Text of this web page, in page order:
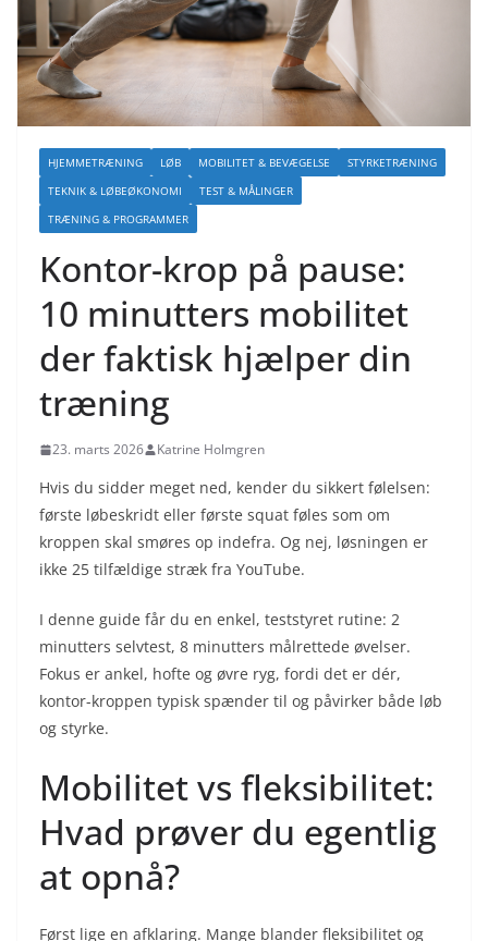
HJEMMETRÆNING LØB MOBILITET & BEVÆGELSE
STYRKETRÆNING
TEKNIK & LØBEØKONOMI
TEST & MÅLINGER
TRÆNING & PROGRAMMER
Kontor-krop på pause:
10 minutters mobilitet
der faktisk hjælper din
træning
23. marts 2026 Katrine Holmgren
Hvis du sidder meget ned, kender du sikkert følelsen:
første løbeskridt eller første squat føles som om
kroppen skal smøres op indefra. Og nej, løsningen er
ikke 25 tilfældige stræk fra YouTube.
I denne guide får du en enkel, teststyret rutine: 2
minutters selvtest, 8 minutters målrettede øvelser.
Fokus er ankel, hofte og øvre ryg, fordi det er dér,
kontor-kroppen typisk spænder til og påvirker både løb
og styrke.
Mobilitet vs fleksibilitet:
Hvad prøver du egentlig
at opnå?
Først lige en afklaring. Mange blander fleksibilitet og